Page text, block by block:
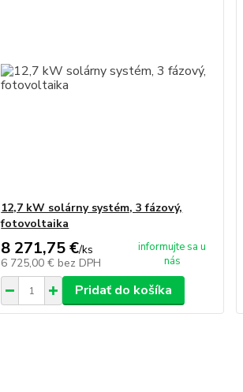
12,7 kW solárny systém, 3 fázový,
fotovoltaika
8 271,75 €/ks
6 725,00 € bez DPH
informujte sa u
nás
Pridať do košíka